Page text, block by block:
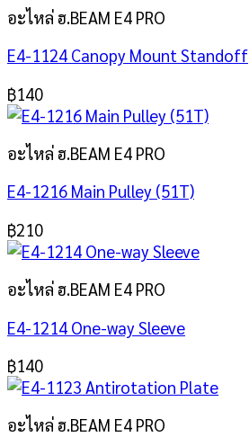
อะไหล่ ฮ.BEAM E4 PRO
E4-1124 Canopy Mount Standoff
฿140
อะไหล่ ฮ.BEAM E4 PRO
E4-1216 Main Pulley (51T)
฿210
อะไหล่ ฮ.BEAM E4 PRO
E4-1214 One-way Sleeve
฿140
อะไหล่ ฮ.BEAM E4 PRO